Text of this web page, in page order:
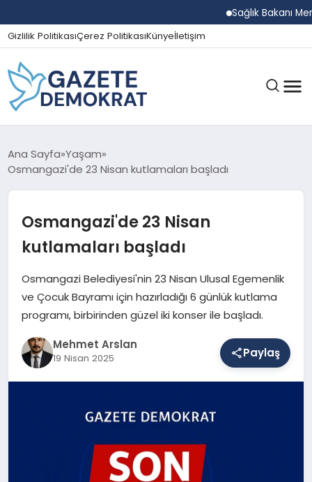
Sağlık Bakanı
Gizlilik PolitikasıÇerez PolitikasıKünyeİletişim
GÜNDEM
SPOR
MAGAZIN
SAĞLIK
Ana Sayfa Yaşam
Osmangazi'de 23 Nisan kutlamaları başladı
Osmangazi'de 23 Nisan
kutlamaları başladı
Osmangazi Belediyesi'nin 23 Nisan Ulusal Egemenlik
ve Çocuk Bayramı için hazırladığı 6 günlük kutlama
programı, birbirinden güzel iki konser ile başladı.
Mehmet Arslan
19 Nisan 2025 Paylaş